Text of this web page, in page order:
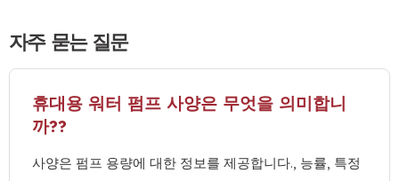
자주 묻는 질문
휴대용 워터 펌프 사양은 무엇을 의미합니
까??
사양은 펌프 용량에 대한 정보를 제공합니다., 능률, 특정